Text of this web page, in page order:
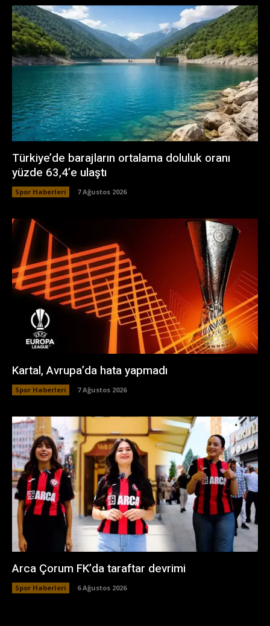
Türkiye’de barajların ortalama doluluk oranı
yüzde 63,4’e ulaştı
Spor Haberleri 7 Ağustos 2026
Kartal, Avrupa’da hata yapmadı
Spor Haberleri 7 Ağustos 2026
Arca Çorum FK’da taraftar devrimi
Spor Haberleri 6 Ağustos 2026